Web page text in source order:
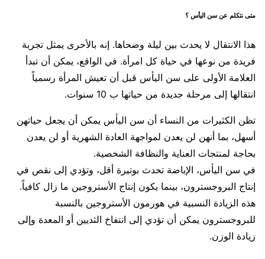
متى نتكلم عن سن اليأس ؟
هذا الانتقال لا يحدث بين ليلة وضحاها. إنه بالأحرى يمثل تجربة
فريدة من نوعها في حياة كل امرأة. في الواقع، يمكن أن تبدأ
العلامة الأولى على سن اليأس قبل أن تعيش المرأة رسمياً
انتقالها إلى مرحلة جديدة من حياتها ب 10 سنوات.
تظن الكثيرات من النساء أن سن اليأس يمكن أن يجعل حياتهن
أسهل، بما أنهن لن يعدن لمواجهة العادة الشهرية أو لن يعدن
بحاجة لمنتجات العناية والنظافة الشخصية.
في سن اليأس، الإباضة تحدث بوتيرة أقل، وتؤدي إلى نقص في
إنتاج البروجسترون، بينما يكون إنتاج الأستروجين ما زال كافياً.
هذه الزيادة النسبية في هورمون الأستروجين بالنسبة
للبروجسترون يمكن أن تؤدي إلى انتفاخ الثديين أو المعدة وإلى
زيادة الوزن.